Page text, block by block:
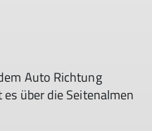
Auto Richtung
über die Seitenalmen